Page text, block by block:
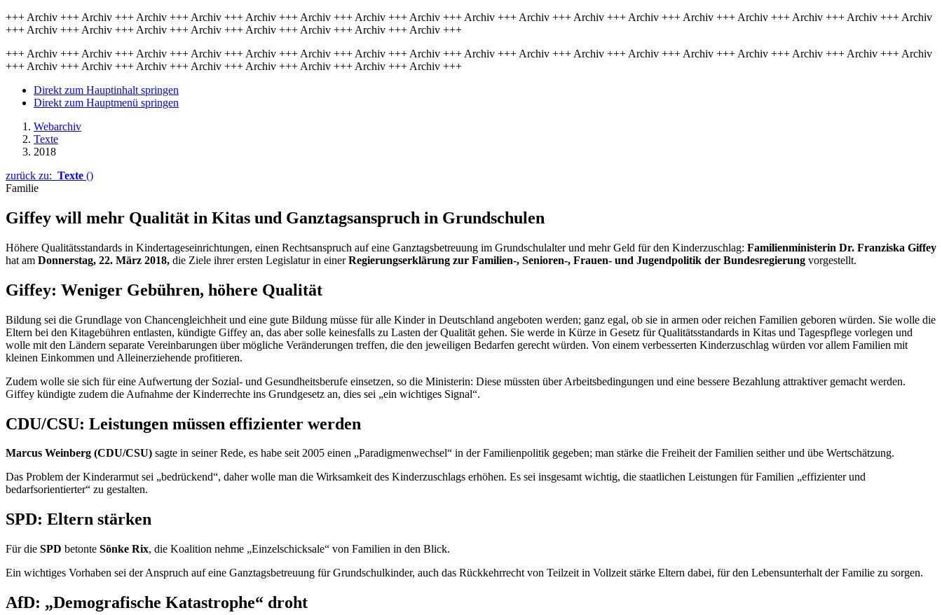
+++ Archiv +++ Archiv +++ Archiv +++ Archiv +++ Archiv +++ Archiv +++ Archiv +++ Archiv +++ Archiv +++ Archiv +++ Archiv +++ Archiv +++ Archiv +++ Archiv +++ Archiv +++ Archiv +++ Archiv
+++ Archiv +++ Archiv +++ Archiv +++ Archiv +++ Archiv +++ Archiv +++ Archiv +++ Archiv +++
+++ Archiv +++ Archiv +++ Archiv +++ Archiv +++ Archiv +++ Archiv +++ Archiv +++ Archiv +++ Archiv +++ Archiv +++ Archiv +++ Archiv +++ Archiv +++ Archiv +++ Archiv +++ Archiv +++ Archiv
+++ Archiv +++ Archiv +++ Archiv +++ Archiv +++ Archiv +++ Archiv +++ Archiv +++ Archiv +++
Direkt zum Hauptinhalt springen
Direkt zum Hauptmenü springen
Webarchiv
Texte
2018
zurück zu: Texte ()
Familie
Giffey will mehr Qualität in Kitas und Ganztagsan­spruch in Grundschulen
Höhere Qualitätsstandards in Kindertageseinrichtungen, einen Rechtsanspruch auf eine Ganztagsbetreuung im Grundschulalter und mehr Geld für den Kinderzuschlag: Familienministerin Dr. Franziska Giffey
hat am Donnerstag, 22. März 2018, die Ziele ihrer ersten Legislatur in einerRegierungserklärung zur Familien-, Senioren-, Frauen- und Jugendpolitik der Bundesregierung vorgestellt.
Giffey: Weniger Gebühren, höhere Qualität
Bildung sei die Grundlage von Chancengleichheit und eine gute Bildung müsse für alle Kinder in Deutschland angeboten werden; ganz egal, ob sie in armen oder reichen Familien geboren würden. Sie wolle die
Eltern bei den Kitagebühren entlasten, kündigte Giffey an, das aber solle keinesfalls zu Lasten der Qualität gehen. Sie werde in Kürze in Gesetz für Qualitätsstandards in Kitas und Tagespflege vorlegen und
wolle mit den Ländern separate Vereinbarungen über mögliche Veränderungen treffen, die den jeweiligen Bedarfen gerecht würden. Von einem verbesserten Kinderzuschlag würden vor allem Familien mit
kleinen Einkommen und Alleinerziehende profitieren.
Zudem wolle sie sich für eine Aufwertung der Sozial- und Gesundheitsberufe einsetzen, so die Ministerin: Diese müssten über Arbeitsbedingungen und eine bessere Bezahlung attraktiver gemacht werden.
Giffey kündigte zudem die Aufnahme der Kinderrechte ins Grundgesetz an, dies sei „ein wichtiges Signal“.
CDU/CSU: Leistungen müssen effizienter werden
Marcus Weinberg (CDU/CSU) sagte in seiner Rede, es habe seit 2005 einen „Paradigmenwechsel“ in der Familienpolitik gegeben; man stärke die Freiheit der Familien seither und übe Wertschätzung.
Das Problem der Kinderarmut sei „bedrückend“, daher wolle man die Wirksamkeit des Kinderzuschlags erhöhen. Es sei insgesamt wichtig, die staatlichen Leistungen für Familien „effizienter und
bedarfsorientierter“ zu gestalten.
SPD: Eltern stärken
Für die SPD betonte Sönke Rix, die Koalition nehme „Einzelschicksale“ von Familien in den Blick.
Ein wichtiges Vorhaben sei der Anspruch auf eine Ganztagsbetreuung für Grundschulkinder, auch das Rückkehrrecht von Teilzeit in Vollzeit stärke Eltern dabei, für den Lebensunterhalt der Familie zu sorgen.
AfD: „Demografische Katastrophe“ droht